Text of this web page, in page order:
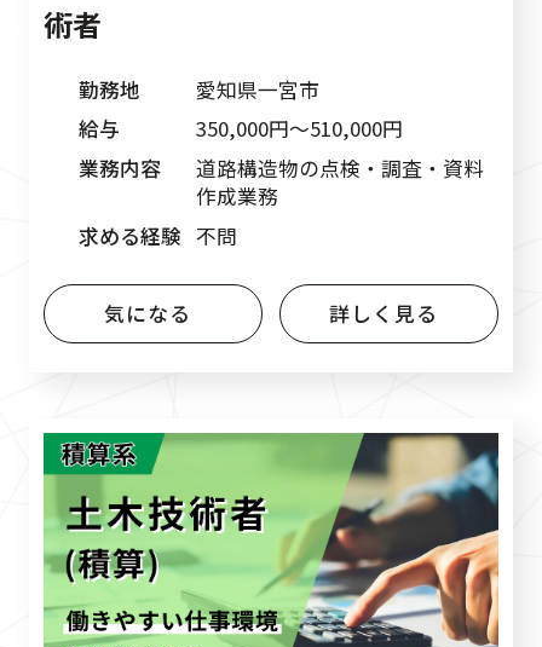
術者
勤務地
愛知県一宮市
給与
350,000円〜510,000円
業務内容
道路構造物の点検・調査・資料
作成業務
求める経験 不問
気になる 詳しく見る